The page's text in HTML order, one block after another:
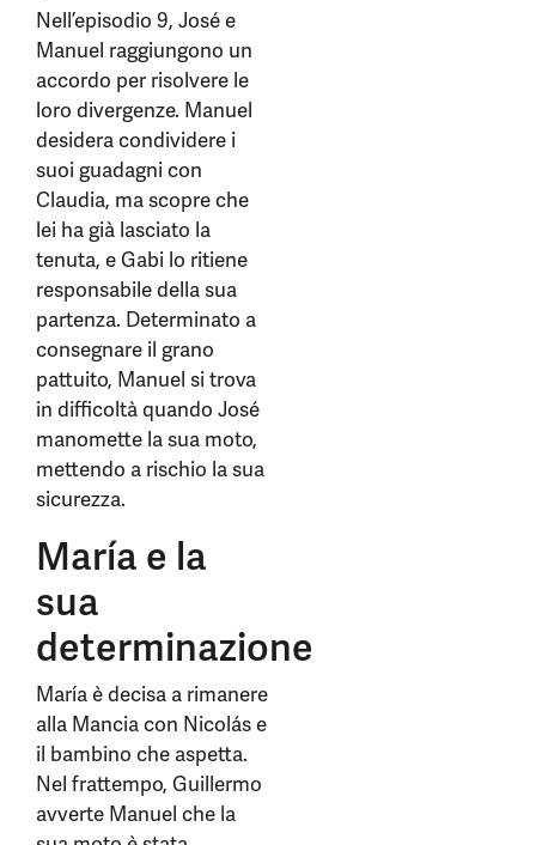
Nell’episodio 9, José e
Manuel raggiungono un
accordo per risolvere le
loro divergenze. Manuel
desidera condividere i
suoi guadagni con
Claudia, ma scopre che
lei ha già lasciato la
tenuta, e Gabi lo ritiene
responsabile della sua
partenza. Determinato a
consegnare il grano
pattuito, Manuel si trova
in difficoltà quando José
manomette la sua moto,
mettendo a rischio la sua
sicurezza.
María e la
sua
determinazione
María è decisa a rimanere
alla Mancia con Nicolás e
il bambino che aspetta.
Nel frattempo, Guillermo
avverte Manuel che la